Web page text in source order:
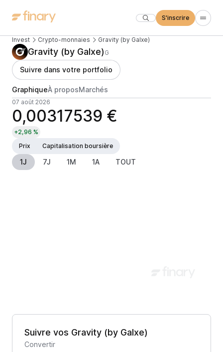
S'inscrire
Invest Crypto-monnaies Gravity (by Galxe)
Gravity (by Galxe) G
Suivre dans votre portfolio
GraphiqueÀ proposMarchés
07 août 2026
0,00317539 €
+2,96 %
Prix
Capitalisation boursière
1J 7J 1M 1A TOUT
Suivre vos Gravity (by Galxe)
Convertir